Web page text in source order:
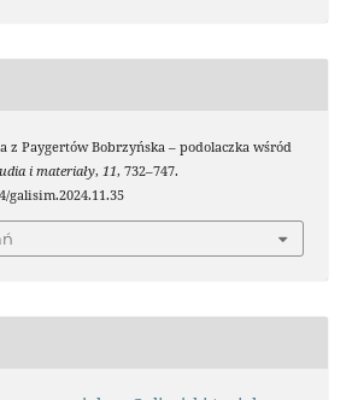
z Paygertów Bobrzyńska – podolaczka wśród
i materiały, 11, 732–747.
galisim.2024.11.35